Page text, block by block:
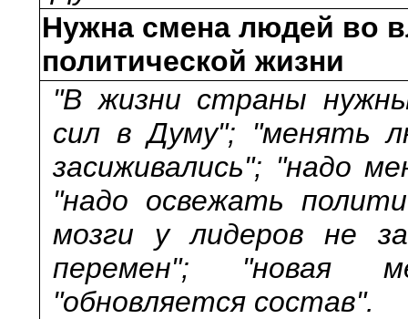
Нужна смена людей во
политической жизни
"В жизни страны
сил в Думу"; "менять
засиживались"; "надо
"надо освежать
мозги у лидеров не
перемен"; "новая
"обновляется состав".